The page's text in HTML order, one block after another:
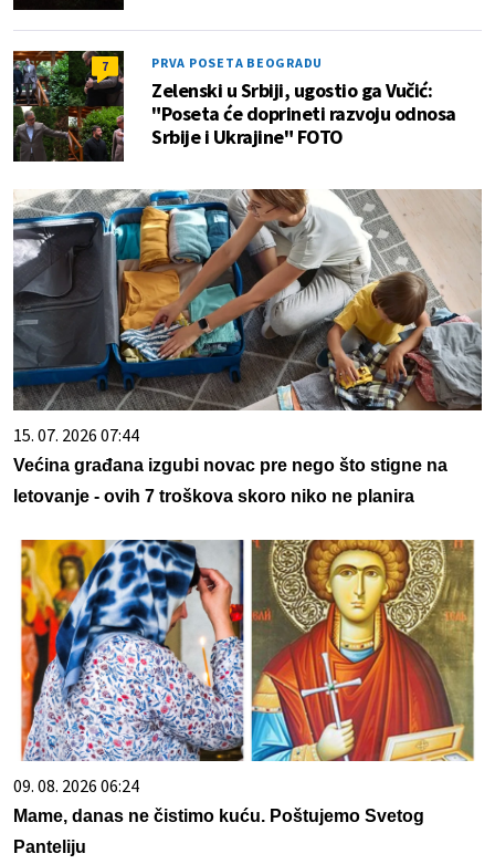
7 PRVA POSETA BEOGRADU
Zelenski u Srbiji, ugostio ga Vučić:
"Poseta će doprineti razvoju odnosa
Srbije i Ukrajine" FOTO
15. 07. 2026 07:44
Većina građana izgubi novac pre nego što stigne na
letovanje - ovih 7 troškova skoro niko ne planira
09. 08. 2026 06:24
Mame, danas ne čistimo kuću. Poštujemo Svetog
Panteliju